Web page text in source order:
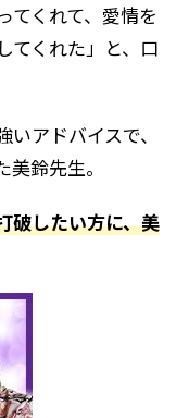
てくれて、愛情を
てくれた」と、口
アドバイスで、
鈴先生。
破したい方に、美